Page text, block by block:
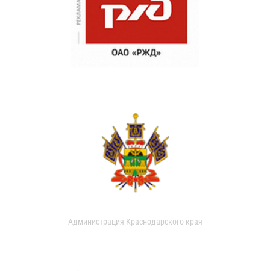
Администрация Краснодарского края